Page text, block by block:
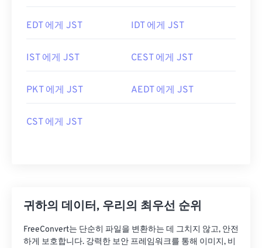
EDT 에게 JST IDT 에게 JST
IST 에게 JST CEST 에게 JST
PKT 에게 JST AEDT 에게 JST
CST 에게 JST
귀하의 데이터, 우리의 최우선 순위
FreeConvert는 단순히 파일을 변환하는 데 그치지 않고, 안전
하게 보호합니다. 강력한 보안 프레임워크를 통해 이미지, 비